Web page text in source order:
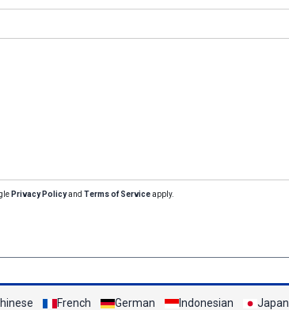
Privacy Policyand Terms of Serviceapply.
French German Indonesian